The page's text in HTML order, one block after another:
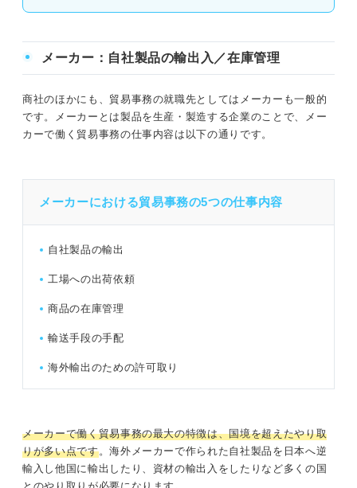
メーカー：自社製品の輸出入／在庫管理
商社のほかにも、貿易事務の就職先としてはメーカーも一般的
です。メーカーとは製品を生産・製造する企業のことで、メー
カーで働く貿易事務の仕事内容は以下の通りです。
メーカーにおける貿易事務の5つの仕事内容
自社製品の輸出
工場への出荷依頼
商品の在庫管理
輸送手段の手配
海外輸出のための許可取り
メーカーで働く貿易事務の最大の特徴は、国境を超えたやり取
りが多い点です。海外メーカーで作られた自社製品を日本へ逆
輸入し他国に輸出したり、資材の輸出入をしたりなど多くの国